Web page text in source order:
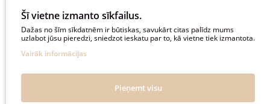
SEKOJIET MUMS
auksinesvajone
@auksinesvajone3600
Šī vietne izmanto sīkfailus.
Dažas no šīm sīkdatnēm ir būtiskas, savukārt citas palīdz mums
uzlabot jūsu pieredzi, sniedzot ieskatu par to, kā vietne tiek izmantota.
Vairāk informācijas
Pieņemt visu